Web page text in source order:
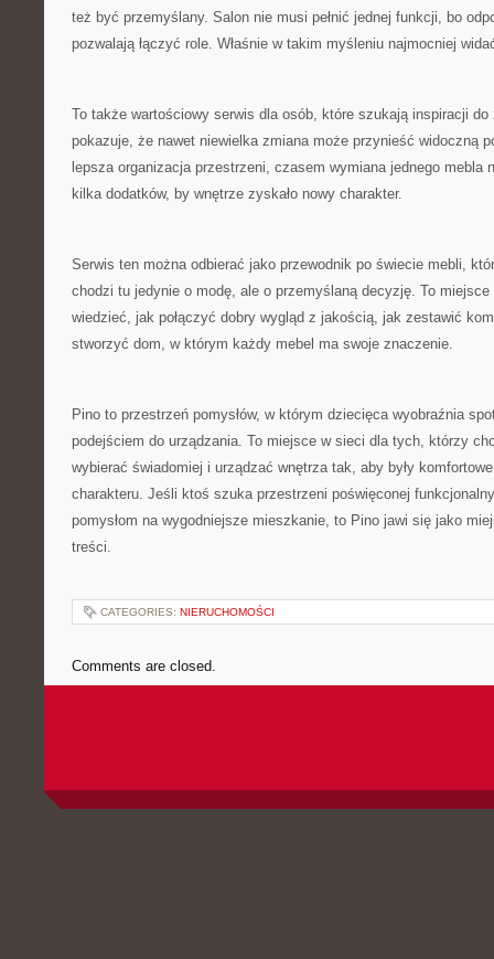
też być przemyślany. Salon nie musi pełnić jednej funkcji, bo
pozwalają łączyć role. Właśnie w takim myśleniu najmocniej
To także wartościowy serwis dla osób, które szukają inspiracji
pokazuje, że nawet niewielka zmiana może przynieść widoczną
lepsza organizacja przestrzeni, czasem wymiana jednego mebla
kilka dodatków, by wnętrze zyskało nowy charakter.
Serwis ten można odbierać jako przewodnik po świecie mebli,
chodzi tu jedynie o modę, ale o przemyślaną decyzję. To
wiedzieć, jak połączyć dobry wygląd z jakością, jak zestawić
stworzyć dom, w którym każdy mebel ma swoje znaczenie.
Pino to przestrzeń pomysłów, w którym dziecięca wyobraźnia
podejściem do urządzania. To miejsce w sieci dla tych, którzy
wybierać świadomiej i urządzać wnętrza tak, aby były
charakteru. Jeśli ktoś szuka przestrzeni poświęconej
pomysłom na wygodniejsze mieszkanie, to Pino jawi się jako
treści.
CATEGORIES: NIERUCHOMOŚCI
Comments are closed.